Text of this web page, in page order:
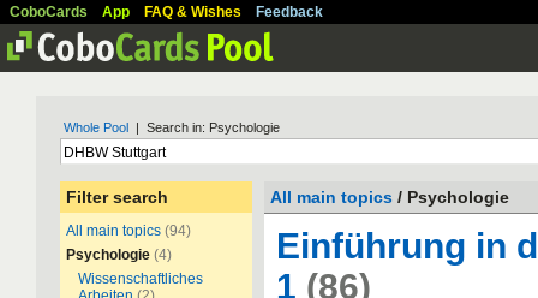
CoboCards App FAQ & Wishes Feedback
Whole Pool | Search in: Psychologie
Filter search
All main topics (94)
Psychologie (4)
Wissenschaftliches
All main topics / Psychologie
Einführung in
1 (86)